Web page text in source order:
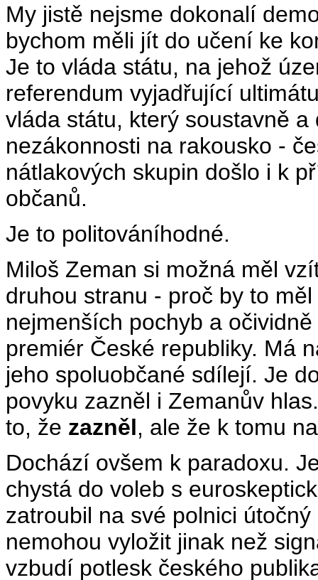
My jistě nejsme dokonalí
bychom měli jít do učení ke
Je to vláda státu, na jehož
referendum vyjadřující
vláda státu, který soustavně
nezákonnosti na rakousko -
nátlakových skupin došlo i k
občanů.
Je to politováníhodné.
Miloš Zeman si možná měl
druhou stranu - proč by to
nejmenších pochyb a
premiér České republiky. Má
jeho spoluobčané sdílejí. Je
povyku zazněl i Zemanův
to, že zazněl, ale že k tomu
Dochází ovšem k paradoxu.
chystá do voleb s
zatroubil na své polnici
nemohou vyložit jinak než
vzbudí potlesk českého